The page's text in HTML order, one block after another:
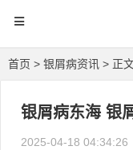
首页 > 银屑病资讯 > 正
银屑病东海 银
2025-04-18 04:34:26